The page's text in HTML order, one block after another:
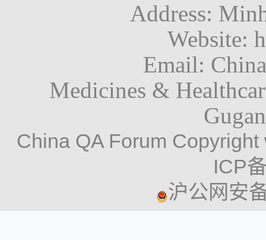
Address:
Website:
Email:
Medicines &
China QA Forum
ICP
沪公网安